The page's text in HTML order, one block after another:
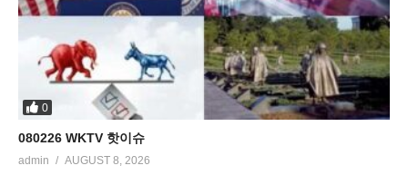
0
080226 WKTV 핫이슈
admin AUGUST 8, 2026